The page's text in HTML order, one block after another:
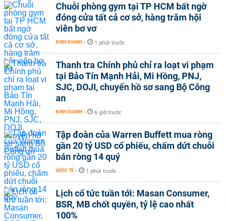
Chuỗi phòng gym tại TP HCM bất ngờ
đóng cửa tất cả cơ sở, hàng trăm hội
viên bơ vơ
KINH DOANH - 1 phút trước
Thanh tra Chính phủ chỉ ra loạt vi phạm
tại Bảo Tín Mạnh Hải, Mi Hồng, PNJ,
SJC, DOJI, chuyển hồ sơ sang Bộ Công
an
KINH DOANH - 6 giờ trước
Tập đoàn của Warren Buffett mua ròng
gần 20 tỷ USD cổ phiếu, chấm dứt chuỗi
bán ròng 14 quý
QUỐC TẾ - 1 phút trước
Lịch cổ tức tuần tới: Masan Consumer,
BSR, MB chốt quyền, tỷ lệ cao nhất
100%